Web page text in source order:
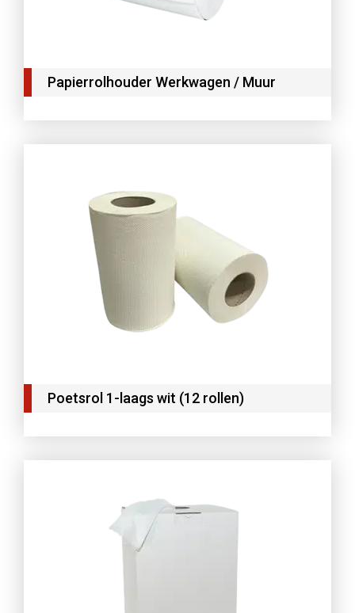
Papierrolhouder Werkwagen / Muur
Poetsrol 1-laags wit (12 rollen)